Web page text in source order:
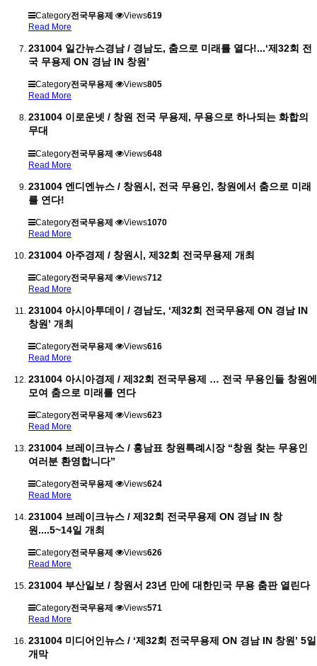
Category전국무용제 Views619
Read More
231004 일간뉴스경남 / 경남도, 춤으로 미래를 열다!...‘제32회 전
국 무용제 ON 경남 IN 창원’
Category전국무용제 Views805
Read More
231004 이로운넷 / 창원 전국 무용제, 무용으로 하나되는 화합의
무대
Category전국무용제 Views648
Read More
231004 엔디엔뉴스 / 창원시, 전국 무용인, 창원에서 춤으로 미래
를 연다!
Category전국무용제 Views1070
Read More
231004 아주경제 / ​창원시, 제32회 전국무용제 개최
Category전국무용제 Views712
Read More
231004 아시아투데이 / 경남도, ‘제32회 전국무용제 ON 경남 IN
창원’ 개최
Category전국무용제 Views616
Read More
231004 아시아경제 / 제32회 전국무용제 … 전국 무용인들 창원에
모여 춤으로 미래를 연다
Category전국무용제 Views623
Read More
231004 브레이크뉴스 / 홍남표 창원특례시장 “창원 찾는 무용인
여러분 환영합니다”
Category전국무용제 Views624
Read More
231004 브레이크뉴스 / 제32회 전국무용제 ON 경남 IN 창
원....5~14일 개최
Category전국무용제 Views626
Read More
231004 부산일보 / 창원서 23년 만에 대한민국 무용 춤판 열린다
Category전국무용제 Views571
Read More
231004 미디어인뉴스 / ‘제32회 전국무용제 ON 경남 IN 창원’ 5일
개막